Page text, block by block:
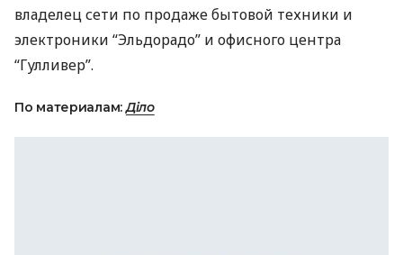
владелец сети по продаже бытовой техники и
электроники “Эльдорадо” и офисного центра
“Гулливер”.
По материалам:Діло